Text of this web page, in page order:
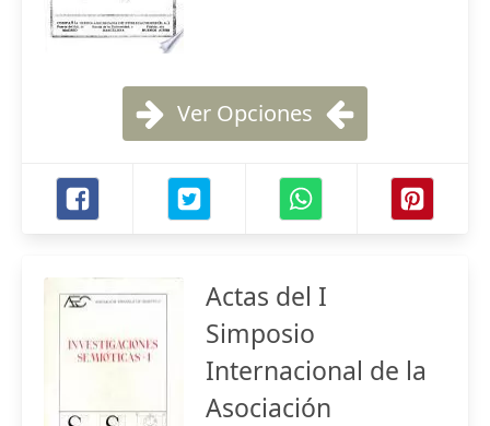
Ver Opciones
Actas del I
Simposio
Internacional de la
Asociación